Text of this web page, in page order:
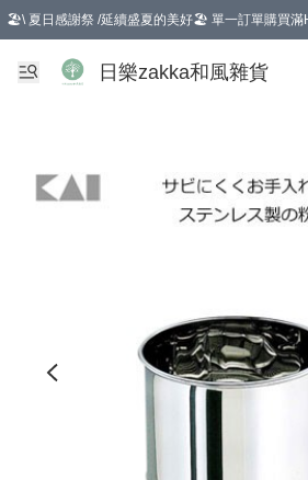
🏖️\ 夏日感謝祭 /延續盛夏的美好🏖️ 單一訂單購買滿
選擇GoGoX住宅/工商地址配送，單一訂單消費購
日樂zakka和風雜貨